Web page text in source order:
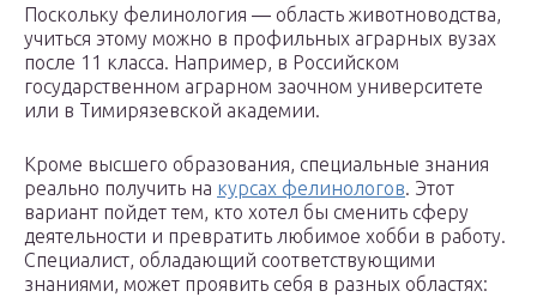
Поскольку фелинология ― область животноводства,
учиться этому можно в профильных аграрных вузах
после 11 класса. Например, в Российском
государственном аграрном заочном университете
или в Тимирязевской академии.
Кроме высшего образования, специальные знания
реально получить на курсах фелинологов. Этот
вариант пойдет тем, кто хотел бы сменить сферу
деятельности и превратить любимое хобби в работу.
Специалист, обладающий соответствующими
знаниями, может проявить себя в разных областях: